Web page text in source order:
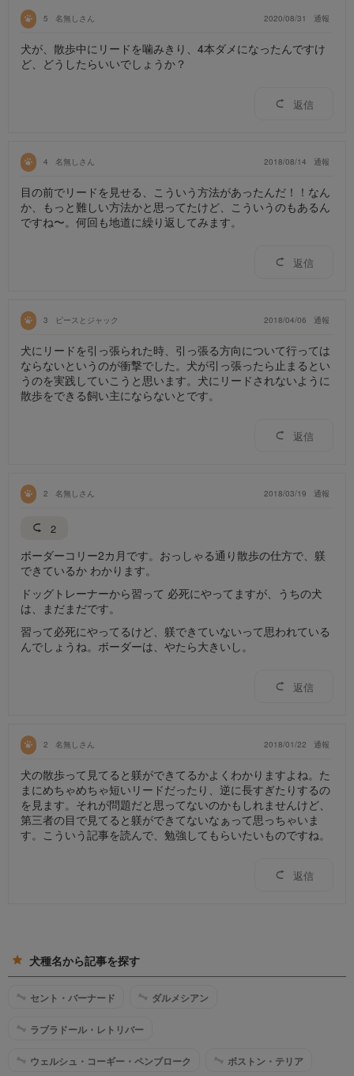
5 名無しさん 2020/08/31 通報
犬が、散歩中にリードを噛みきり、4本ダメになったんですけ
ど、どうしたらいいでしょうか？
返信
4 名無しさん 2018/08/14 通報
目の前でリードを見せる、こういう方法があったんだ！！なん
か、もっと難しい方法かと思ってたけど、こういうのもあるん
ですね〜。何回も地道に繰り返してみます。
返信
3 ピースとジャック 2018/04/06 通報
犬にリードを引っ張られた時、引っ張る方向について行っては
ならないというのが衝撃でした。犬が引っ張ったら止まるとい
うのを実践していこうと思います。犬にリードされないように
散歩をできる飼い主にならないとです。
返信
2 名無しさん 2018/03/19 通報
2
ボーダーコリー2カ月です。おっしゃる通り散歩の仕方で、躾
できているか わかります。
ドッグトレーナーから習って 必死にやってますが、うちの犬
は、まだまだです。
習って必死にやってるけど、躾できていないって思われている
んでしょうね。ボーダーは、やたら大きいし。
返信
2 名無しさん 2018/01/22 通報
犬の散歩って見てると躾ができてるかよくわかりますよね。た
まにめちゃめちゃ短いリードだったり、逆に長すぎたりするの
を見ます。それが問題だと思ってないのかもしれませんけど、
第三者の目で見てると躾ができてないなぁって思っちゃいま
す。こういう記事を読んで、勉強してもらいたいものですね。
返信
犬種名から記事を探す
セント・バーナード ダルメシアン
ラブラドール・レトリバー
ウェルシュ・コーギー・ペンブローク ボストン・テリア